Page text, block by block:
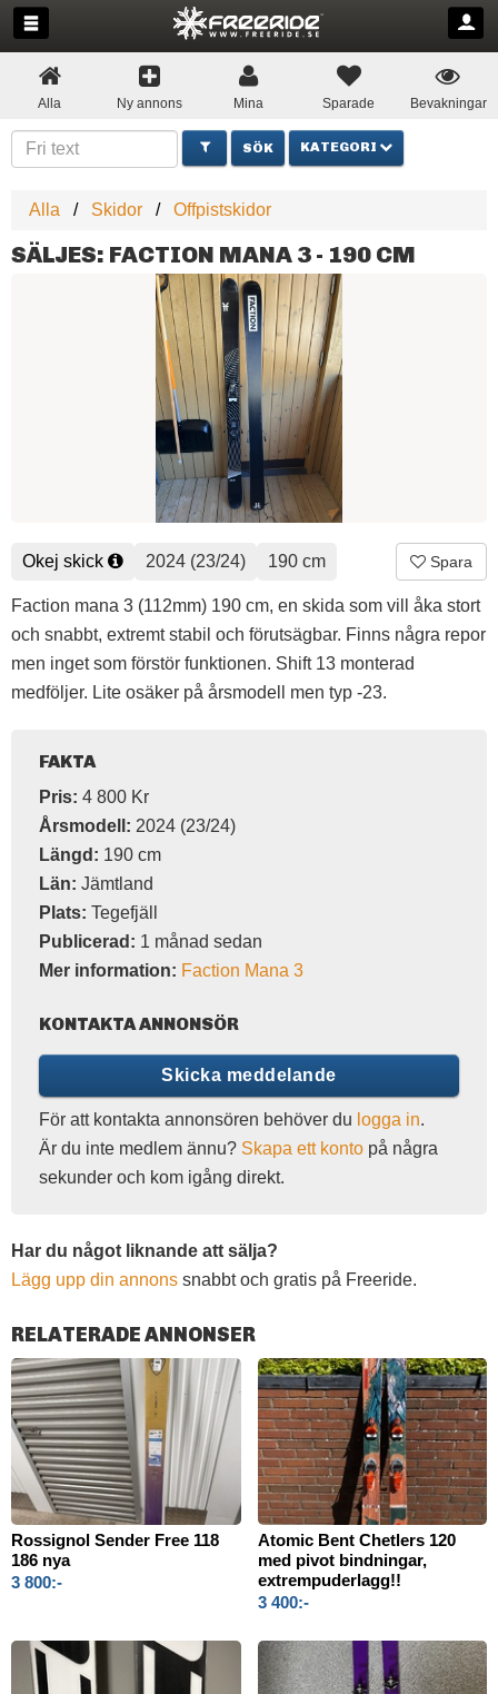
Alla Ny annons Mina Sparade Bevakningar
KATEGORI
Alla Skidor Offpistskidor
SÄLJES: FACTION MANA 3 - 190 CM
Spara
Okej skick 2024 (23/24) 190 cm
Faction mana 3 (112mm) 190 cm, en skida som vill åka stort
och snabbt, extremt stabil och förutsägbar. Finns några repor
men inget som förstör funktionen. Shift 13 monterad
medföljer. Lite osäker på årsmodell men typ -23.
FAKTA
Pris: 4 800 Kr
Årsmodell: 2024 (23/24)
Längd: 190 cm
Län: Jämtland
Plats: Tegefjäll
Publicerad: 1 månad sedan
Mer information: Faction Mana 3
KONTAKTA ANNONSÖR
Skicka meddelande
För att kontakta annonsören behöver du logga in.
Är du inte medlem ännu? Skapa ett konto på några
sekunder och kom igång direkt.
Har du något liknande att sälja?
Lägg upp din annons snabbt och gratis på Freeride.
RELATERADE ANNONSER
Rossignol Sender Free 118
186 nya
3 800:-
Atomic Bent Chetlers 120
med pivot bindningar,
extrempuderlagg!!
3 400:-